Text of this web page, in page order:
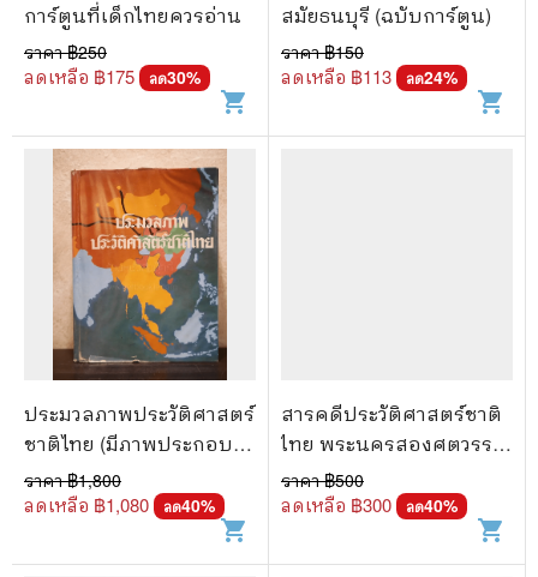
การ์ตูนที่เด็กไทยควรอ่าน
ราคา ฿250
ลดเหลือ ฿175 ลด30%
shopping_cart
สมัยธนบุรี (ฉบับการ์ตูน)
ราคา ฿150
ลดเหลือ ฿113 ลด24%
shopping_cart
ประมวลภาพประวัติศาสตร์
ชาติไทย (มีภาพประกอบ
704 หน้า)
ราคา ฿1,800
ลดเหลือ ฿1,080 ลด40%
shopping_cart
สารคดีประวัติศาสตร์ชาติ
ไทย พระนครสองศตวรรษ
- ประกอบ โชประการ
ราคา ฿500
ลดเหลือ ฿300 ลด40%
shopping_cart